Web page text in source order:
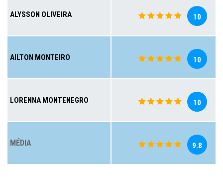
ALYSSON OLIVEIRA 10
AILTON MONTEIRO 10
LORENNA MONTENEGRO 10
MÉDIA 9.8